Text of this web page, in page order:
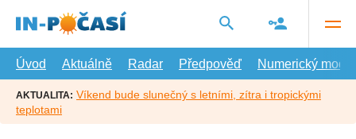
hlavní
Úvod
Aktuálně Radar Předpověď Numerický model
AKTUALITA: Víkend bude slunečný s letními, zítra i tropickými
teplotami